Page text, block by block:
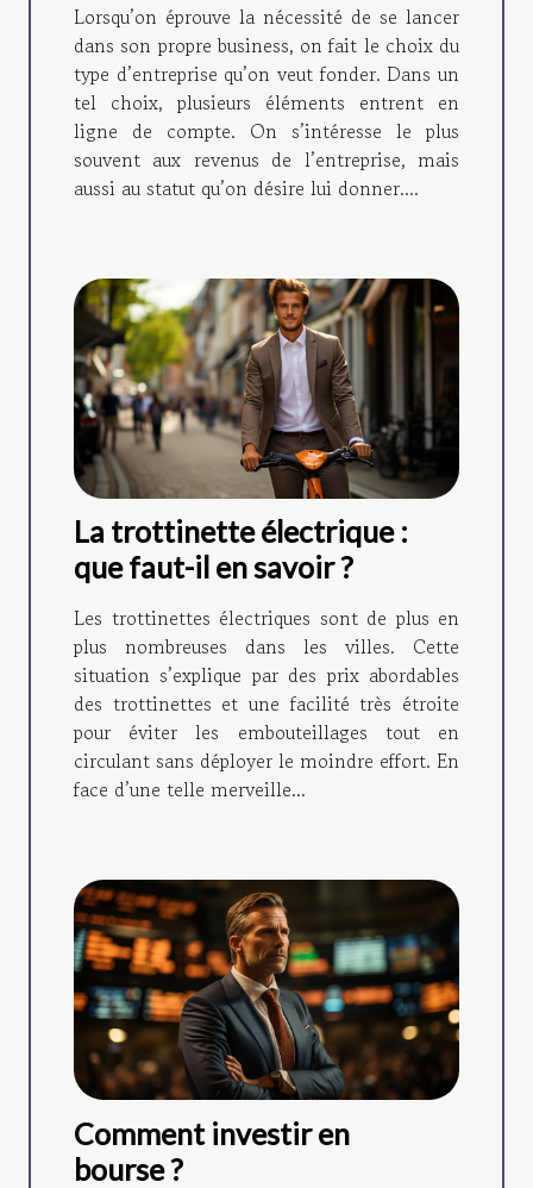
Lorsqu’on éprouve la nécessité de se lancer
dans son propre business, on fait le choix du
type d’entreprise qu’on veut fonder. Dans un
tel choix, plusieurs éléments entrent en
ligne de compte. On s’intéresse le plus
souvent aux revenus de l’entreprise, mais
aussi au statut qu’on désire lui donner....
La trottinette électrique :
que faut-il en savoir ?
Les trottinettes électriques sont de plus en
plus nombreuses dans les villes. Cette
situation s’explique par des prix abordables
des trottinettes et une facilité très étroite
pour éviter les embouteillages tout en
circulant sans déployer le moindre effort. En
face d’une telle merveille...
Comment investir en
bourse ?